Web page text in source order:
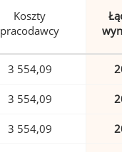
Koszty
pracodawcy
3 554,09
3 554,09
3 554,09